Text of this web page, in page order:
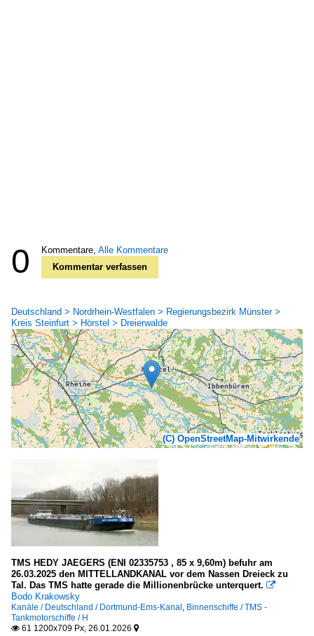
0 Kommentare, Alle Kommentare
Kommentar verfassen
Deutschland > Nordrhein-Westfalen > Regierungsbezirk Münster >
Kreis Steinfurt > Hörstel > Dreierwalde
(C) OpenStreetMap-Mitwirkende
TMS HEDY JAEGERS (ENI 02335753 , 85 x 9,60m) befuhr am
26.03.2025 den MITTELLANDKANAL vor dem Nassen Dreieck zu
Tal. Das TMS hatte gerade die Millionenbrücke unterquert. 
Bodo Krakowsky
Kanäle / Deutschland / Dortmund-Ems-Kanal , Binnenschiffe / TMS -
Tankmotorschiffe / H
 61 1200x709 Px, 26.01.2026 